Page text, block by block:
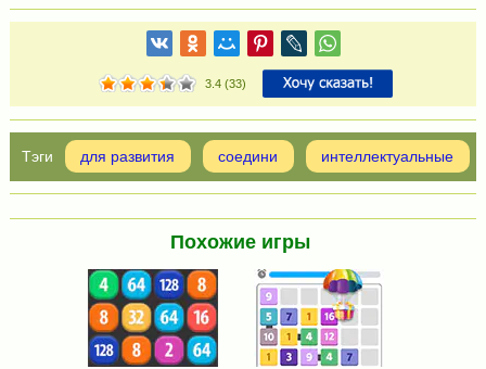
3.4(33)
для развития соедини интеллектуальные
Похожие игры